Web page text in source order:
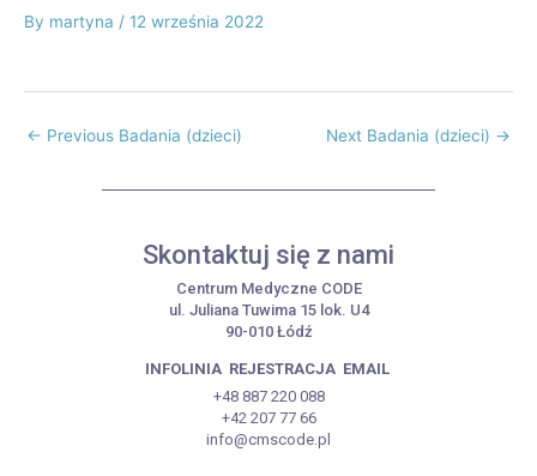
By martyna / 12 września 2022
← Previous Badania (dzieci) Next Badania (dzieci) →
Skontaktuj się z nami
Centrum Medyczne CODE
ul. Juliana Tuwima 15 lok. U4
90-010 Łódź
INFOLINIA REJESTRACJA EMAIL
+48 887 220 088
+42 207 77 66
info@cmscode.pl